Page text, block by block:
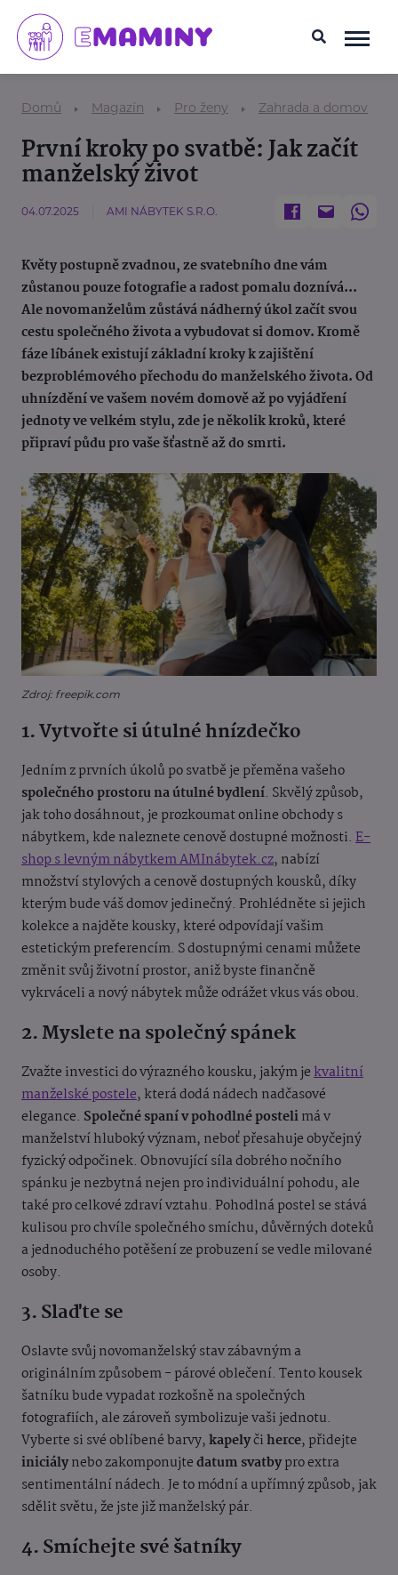
Domů Magazín Pro ženy Zahrada a domov
První kroky po svatbě: Jak začít
manželský život
04.07.2025 AMI NÁBYTEK S.R.O.
Květy postupně zvadnou, ze svatebního dne vám
zůstanou pouze fotografie a radost pomalu doznívá...
Ale novomanželům zůstává nádherný úkol začít svou
cestu společného života a vybudovat si domov. Kromě
fáze líbánek existují základní kroky k zajištění
bezproblémového přechodu do manželského života. Od
uhnízdění ve vašem novém domově až po vyjádření
jednoty ve velkém stylu, zde je několik kroků, které
připraví půdu pro vaše šťastně až do smrti.
Zdroj: freepik.com
1. Vytvořte si útulné hnízdečko
Jedním z prvních úkolů po svatbě je přeměna vašeho
společného prostoru na útulné bydlení. Skvělý způsob,
jak toho dosáhnout, je prozkoumat online obchody s
nábytkem, kde naleznete cenově dostupné možnosti. E-
shop s levným nábytkem AMInábytek.cz, nabízí
množství stylových a cenově dostupných kousků, díky
kterým bude váš domov jedinečný. Prohlédněte si jejich
kolekce a najděte kousky, které odpovídají vašim
estetickým preferencím. S dostupnými cenami můžete
změnit svůj životní prostor, aniž byste finančně
vykrváceli a nový nábytek může odrážet vkus vás obou.
2. Myslete na společný spánek
Zvažte investici do výrazného kousku, jakým jekvalitní
manželské postele, která dodá nádech nadčasové
elegance. Společné spaní v pohodlné postelimá v
manželství hluboký význam, neboť přesahuje obyčejný
fyzický odpočinek. Obnovující síla dobrého nočního
spánku je nezbytná nejen pro individuální pohodu, ale
také pro celkové zdraví vztahu. Pohodlná postel se stává
kulisou pro chvíle společného smíchu, důvěrných doteků
a jednoduchého potěšení ze probuzení se vedle milované
osoby.
3. Slaďte se
Oslavte svůj novomanželský stav zábavným a
originálním způsobem - párové oblečení. Tento kousek
šatníku bude vypadat rozkošně na společných
fotografiích, ale zároveň symbolizuje vaši jednotu.
Vyberte si své oblíbené barvy,kapelyčiherce, přidejte
iniciálynebo zakomponujtedatum svatbypro extra
sentimentální nádech. Je to módní a upřímný způsob, jak
sdělit světu, že jste již manželský pár.
4. Smíchejte své šatníky